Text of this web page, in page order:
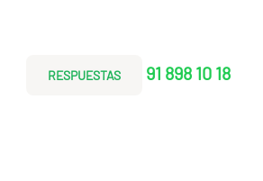
RESPUESTAS 91 898 10 18